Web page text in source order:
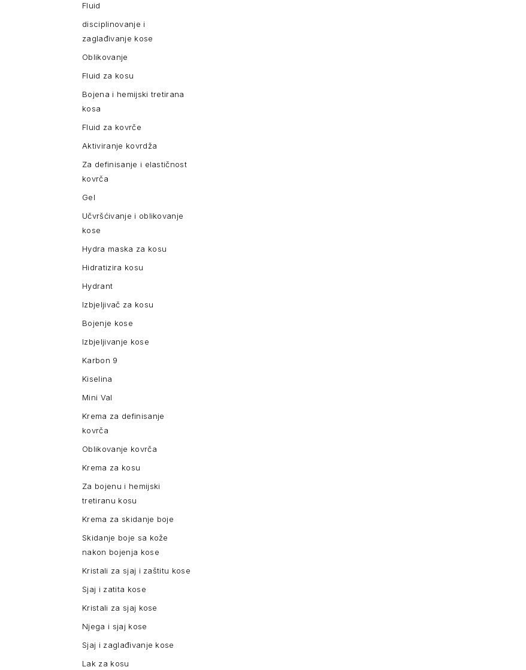
Fluid
disciplinovanje i
zaglađivanje kose
Oblikovanje
Fluid za kosu
Bojena i hemijski tretirana
kosa
Fluid za kovrče
Aktiviranje kovrdža
Za definisanje i elastičnost
kovrča
Gel
Učvršćivanje i oblikovanje
kose
Hydra maska za kosu
Hidratizira kosu
Hydrant
Izbjeljivač za kosu
Bojenje kose
Izbjeljivanje kose
Karbon 9
Kiselina
Mini Val
Krema za definisanje
kovrča
Oblikovanje kovrča
Krema za kosu
Za bojenu i hemijski
tretiranu kosu
Krema za skidanje boje
Skidanje boje sa kože
nakon bojenja kose
Kristali za sjaj i zaštitu kose
Sjaj i zatita kose
Kristali za sjaj kose
Njega i sjaj kose
Sjaj i zaglađivanje kose
Lak za kosu